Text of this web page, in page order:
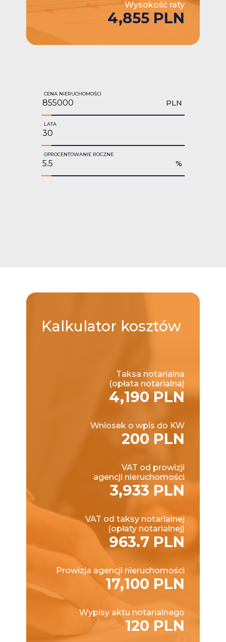
Wysokość raty
4,855 PLN
CENA NIERUCHOMOŚCI
PLN
LATA
OPROCENTOWANIE ROCZNE
%
Kalkulator kosztów
Taksa notarialna
(opłata notarialna)
4,190 PLN
Wniosek o wpis do KW
200 PLN
VAT od prowizji
agencji nieruchomości
3,933 PLN
VAT od taksy notarialnej
(opłaty notarialnej)
963.7 PLN
Prowizja agencji nieruchomości
17,100 PLN
Wypisy aktu notarialnego
120 PLN